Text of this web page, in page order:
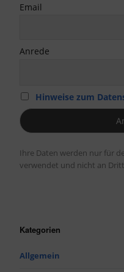
Email
Anrede
Hinweise zum
Ihre Daten werden nur für
verwendet und nicht an
Kategorien
Allgemein